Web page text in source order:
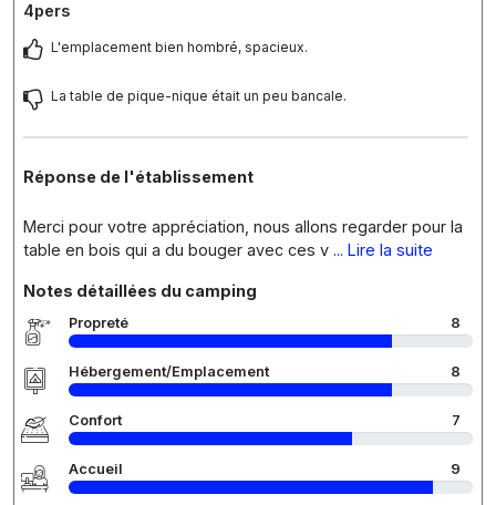
4pers
L'emplacement bien hombré, spacieux.
La table de pique-nique était un peu bancale.
Réponse de l'établissement
Merci pour votre appréciation, nous allons regarder pour la
table en bois qui a du bouger avec ces v ... Lire la suite
Notes détaillées du camping
Propreté 8
Hébergement/Emplacement 8
Confort 7
Accueil 9